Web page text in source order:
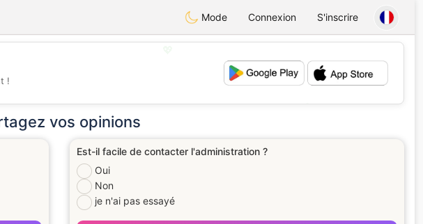
Mode Connexion S'inscrire
💕
!
vos opinions
Est-il facile de contacter l'administration ?
Oui
Non
je n'ai pas essayé